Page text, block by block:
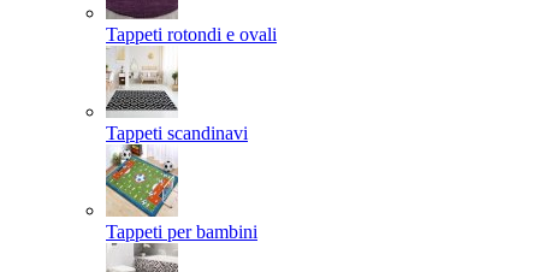
Tappeti rotondi e ovali
Tappeti scandinavi
Tappeti per bambini